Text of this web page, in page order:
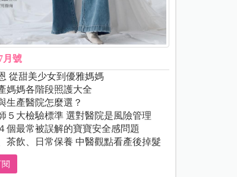
月號
從甜美少女到優雅媽媽
媽媽各階段照護大全
生產醫院怎麼選？
５大檢驗標準 選對醫院是風險管理
個最常被誤解的寶寶安全感問題
茶飲、日常保養 中醫觀點看產後掉髮